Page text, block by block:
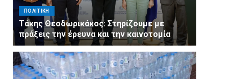
ΠΟΛΙΤΙΚΗ
Τάκης Θεοδωρικάκος: Στηρίζουμε με
πράξεις την έρευνα και την καινοτομία